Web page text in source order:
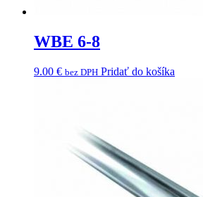
WBE 6-8
9.00 € bez DPH Pridať do košíka